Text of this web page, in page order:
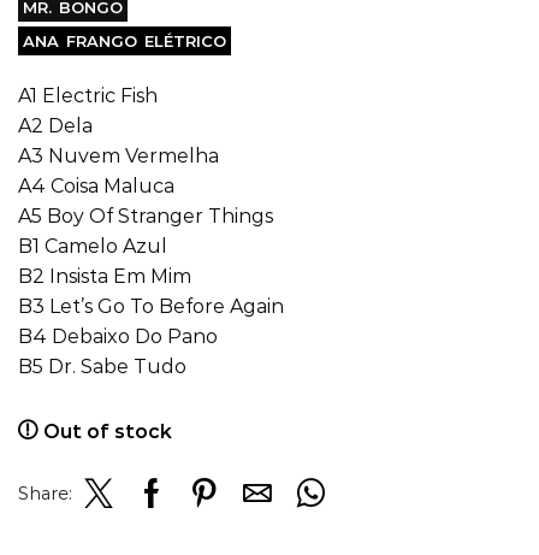
MR. BONGO
ANA FRANGO ELÉTRICO
A1 Electric Fish
A2 Dela
A3 Nuvem Vermelha
A4 Coisa Maluca
A5 Boy Of Stranger Things
B1 Camelo Azul
B2 Insista Em Mim
B3 Let’s Go To Before Again
B4 Debaixo Do Pano
B5 Dr. Sabe Tudo
Out of stock
Share: